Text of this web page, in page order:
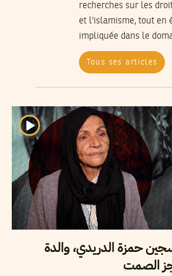
recherches sur les
et l'islamisme, tout en
impliquée dans le
Tous ses articles
حمزة الدريدي، والدة
الصمت